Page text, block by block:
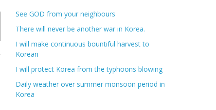
See GOD from your neighbours
There will never be another war in Korea.
I will make continuous bountiful harvest to
Korean
I will protect Korea from the typhoons blowing
Daily weather over summer monsoon period in
Korea